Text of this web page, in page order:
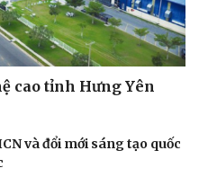
cao tỉnh Hưng Yên
và đổi mới sáng tạo quốc